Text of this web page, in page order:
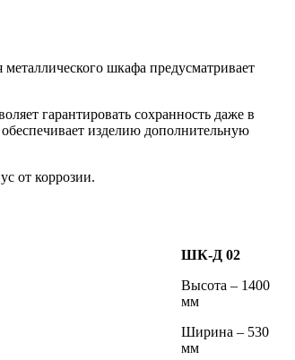
шкафа предусматривает
гарантировать сохранность даже в
изделию дополнительную
от коррозии.
ШК-Д 02
Высота – 1400
мм
Ширина – 530
мм